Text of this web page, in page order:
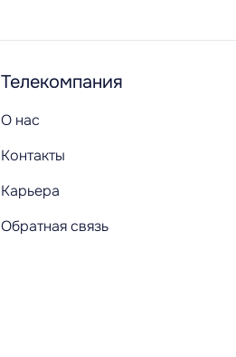
Телекомпания
О нас
Контакты
Карьера
Обратная связь